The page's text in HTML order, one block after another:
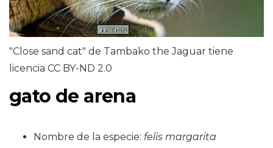
"Close sand cat" de Tambako the Jaguar tiene
licencia CC BY-ND 2.0
gato de arena
Nombre de la especie: felis margarita